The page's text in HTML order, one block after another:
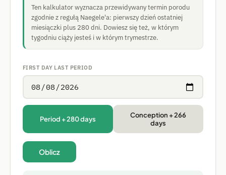
Ten kalkulator wyznacza przewidywany termin porodu
zgodnie z regułą Naegele'a: pierwszy dzień ostatniej
miesiączki plus 280 dni. Dowiesz się też, w którym
tygodniu ciąży jesteś i w którym trymestrze.
FIRST DAY LAST PERIOD
Period + 280 days
Conception + 266
days
Oblicz